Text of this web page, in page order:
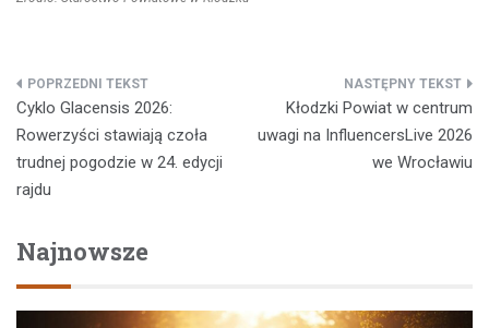
Nawigacja
wpisu
Cyklo Glacensis 2026:
Rowerzyści stawiają czoła
trudnej pogodzie w 24. edycji
rajdu
Kłodzki Powiat w centrum
uwagi na InfluencersLive 2026
we Wrocławiu
Najnowsze